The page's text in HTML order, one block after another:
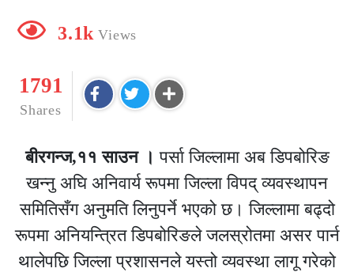
3.1k Views
1791
Shares
बीरगन्ज,११ साउन । पर्सा जिल्लामा अब डिपबोरिङ
खन्नु अघि अनिवार्य रूपमा जिल्ला विपद् व्यवस्थापन
समितिसँग अनुमति लिनुपर्ने भएको छ। जिल्लामा बढ्दो
रूपमा अनियन्त्रित डिपबोरिङले जलस्रोतमा असर पार्न
थालेपछि जिल्ला प्रशासनले यस्तो व्यवस्था लागू गरेको